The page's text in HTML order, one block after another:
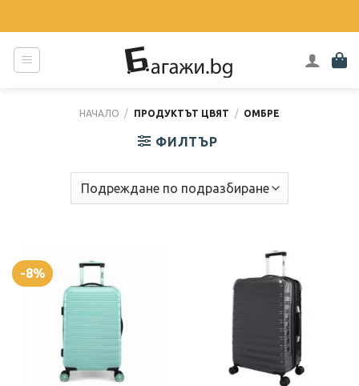
to
content
НАЧАЛО / ПРОДУКТЪТ ЦВЯТ / ОМБРЕ
ФИЛТЪР
-8%